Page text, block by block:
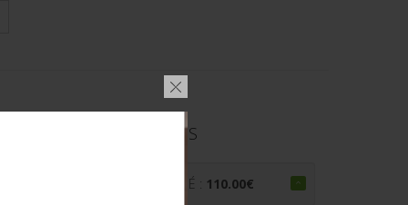
FÉMININS US
PRIX ADJUGÉ : 110.00€